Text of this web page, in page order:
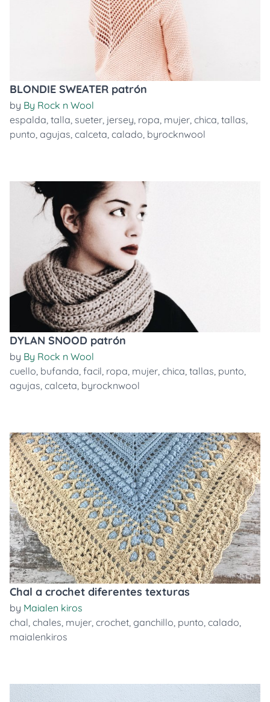
BLONDIE SWEATER patrón
by By Rock n Wool
espalda, talla, sueter, jersey, ropa, mujer, chica, tallas,
punto, agujas, calceta, calado, byrocknwool
DYLAN SNOOD patrón
by By Rock n Wool
cuello, bufanda, facil, ropa, mujer, chica, tallas, punto,
agujas, calceta, byrocknwool
Chal a crochet diferentes texturas
by Maialen kiros
chal, chales, mujer, crochet, ganchillo, punto, calado,
maialenkiros